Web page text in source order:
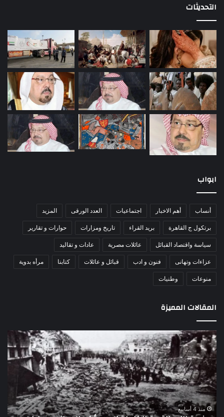
التحديثات
ابواب
أنساب أهم الاخبار اجتماعيات العدد الورقى المزيد
برتكول ج القاهرة بريد القراء تاريخ ومزارات حوارات و تقارير
سياسة واقتصاد القبائل عائلات مصرية عادات و تقاليد
عزاءات وتهانى فنون و ادب قبائل و عائلات كتابنا مرأه بدوية
منوعات وطنيات
المقالات المميزة
اللواء
دكتور
راضي
عبدالمعطي
يكتب:
30
يونيو
–
منذ 4 أسابيع